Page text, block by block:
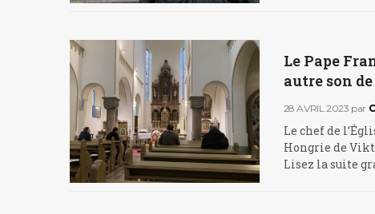
Le Pape
autre son
28 AVRIL 2023 par
Le chef de
Hongrie de
Lisez la suite